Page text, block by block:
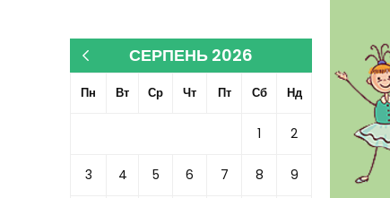
СЕРПЕНЬ 2026
Пн Вт Ср Чт Пт Сб Нд
1 2
3 4 5 6 7 8 9